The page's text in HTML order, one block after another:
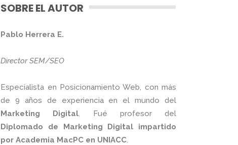
SOBRE EL AUTOR
Pablo Herrera E.
Director SEM/SEO
Especialista en Posicionamiento Web, con más
de 9 años de experiencia en el mundo del
Marketing Digital. Fué profesor del
Diplomado de Marketing Digital impartido
por Academia MacPC en UNIACC.